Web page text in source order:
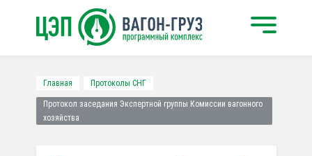
Главная Протоколы СНГ
Протокол заседания Экспертной группы Комиссии вагонного
хозяйства